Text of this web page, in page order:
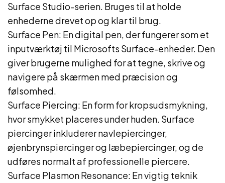
Surface Studio-serien. Bruges til at holde
enhederne drevet op og klar til brug.
Surface Pen: En digital pen, der fungerer som et
inputværktøj til Microsofts Surface-enheder. Den
giver brugerne mulighed for at tegne, skrive og
navigere på skærmen med præcision og
følsomhed.
Surface Piercing: En form for kropsudsmykning,
hvor smykket placeres under huden. Surface
piercinger inkluderer navlepiercinger,
øjenbrynspiercinger og læbepiercinger, og de
udføres normalt af professionelle piercere.
Surface Plasmon Resonance: En vigtig teknik